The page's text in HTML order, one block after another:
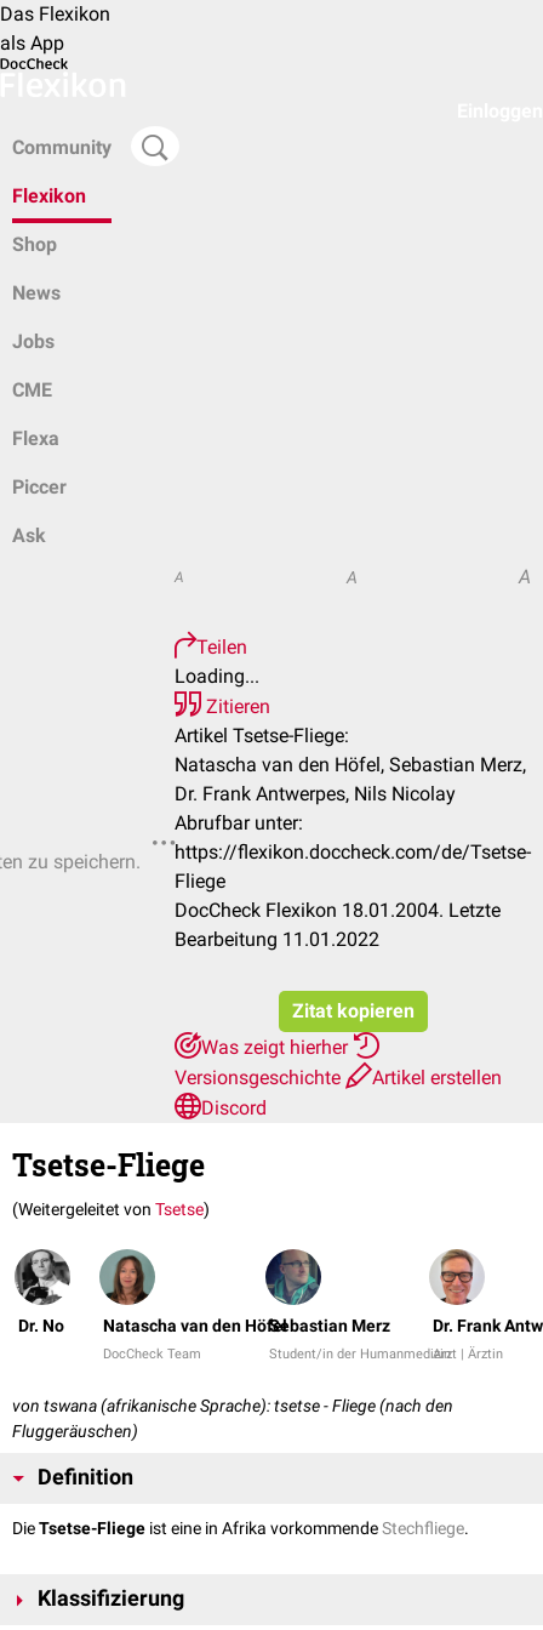
Das Flexikon
als App
Community
Flexikon
Shop
News
Jobs
CME
Flexa
Piccer
Ask
zu speichern.
A A A
Teilen
Loading...
Zitieren
Artikel Tsetse-Fliege:
Natascha van den Höfel, Sebastian Merz,
Dr. Frank Antwerpes, Nils Nicolay
Abrufbar unter:
https://flexikon.doccheck.com/de/Tsetse-
Fliege
DocCheck Flexikon 18.01.2004. Letzte
Bearbeitung 11.01.2022
Zitat kopieren
Was zeigt hierher
Versionsgeschichte
Artikel erstellen
Discord
Tsetse-Fliege
(Weitergeleitet von Tsetse)
Dr. No Natascha van den Höfel
DocCheck Team
Sebastian Merz
Student/in der Humanmedizin
Dr. Frank
Arzt | Ärztin
von tswana (afrikanische Sprache): tsetse - Fliege (nach den
Fluggeräuschen)
Definition
DieTsetse-Fliege ist eine in Afrika vorkommendeStechfliege.
Klassifizierung